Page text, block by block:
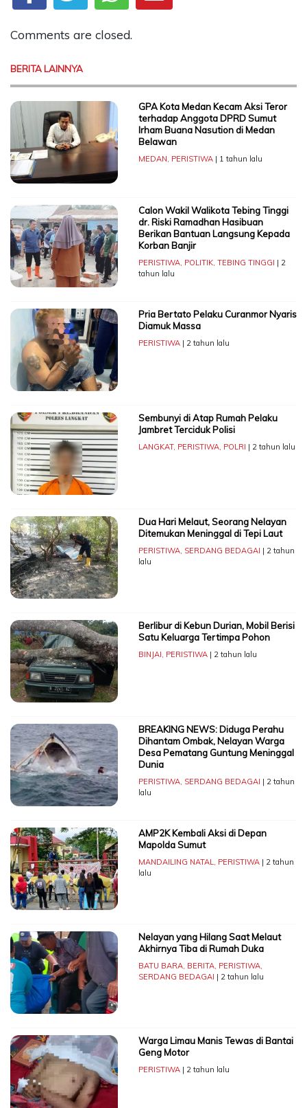
Comments are closed.
BERITA LAINNYA
GPA Kota Medan Kecam Aksi Teror
terhadap Anggota DPRD Sumut
Irham Buana Nasution di Medan
Belawan
MEDAN PERISTIWA| 1 tahun lalu
Calon Wakil Walikota Tebing Tinggi
dr. Riski Ramadhan Hasibuan
Berikan Bantuan Langsung Kepada
Korban Banjir
PERISTIWA, POLITIK, TEBING TINGGI | 2
tahun lalu
Pria Bertato Pelaku Curanmor Nyaris
Diamuk Massa
PERISTIWA| 2 tahun lalu
Sembunyi di Atap Rumah Pelaku
Jambret Terciduk Polisi
LANGKAT, PERISTIWA, POLRI | 2 tahun lalu
Dua Hari Melaut, Seorang Nelayan
Ditemukan Meninggal di Tepi Laut
PERISTIWA, SERDANG BEDAGAI | 2 tahun
lalu
Berlibur di Kebun Durian, Mobil Berisi
Satu Keluarga Tertimpa Pohon
BINJAI PERISTIWA| 2 tahun lalu
BREAKING NEWS: Diduga Perahu
Dihantam Ombak, Nelayan Warga
Desa Pematang Guntung Meninggal
Dunia
PERISTIWA, SERDANG BEDAGAI | 2 tahun
lalu
AMP2K Kembali Aksi di Depan
Mapolda Sumut
MANDAILING NATAL PERISTIWA| 2 tahun
lalu
Nelayan yang Hilang Saat Melaut
Akhirnya Tiba di Rumah Duka
BATU BARA, BERITA, PERISTIWA,
SERDANG BEDAGAI | 2 tahun lalu
Warga Limau Manis Tewas di Bantai
Geng Motor
PERISTIWA| 2 tahun lalu